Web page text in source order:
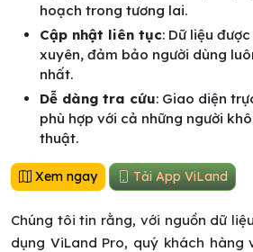
hoạch trong tương lai.
Cập nhật liên tục: Dữ liệu
xuyên, đảm bảo người dùng
nhất.
Dễ dàng tra cứu: Giao diện
phù hợp với cả những người
thuật.
Xem ngay Tải App ViLand
Chúng tôi tin rằng, với nguồn dữ
dụng ViLand Pro, quý khách